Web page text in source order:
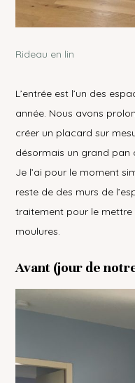
Rideau en lin
L’entrée est l’un des
année. Nous avons
créer un placard sur
désormais un grand pan
Je l’ai pour le moment
reste de des murs de
traitement pour le mettre
moulures.
Avant (jour de